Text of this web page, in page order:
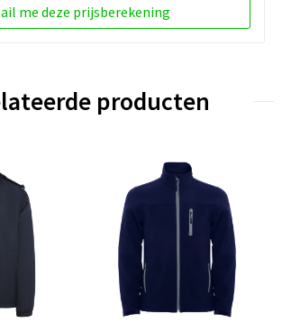
me deze prijsberekening
producten